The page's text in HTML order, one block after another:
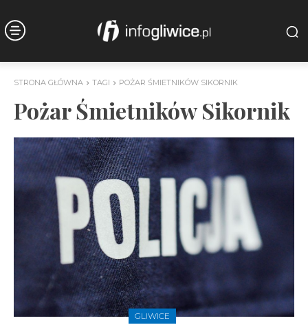
STRONA GŁÓWNA TAGI POŻAR ŚMIETNIKÓW SIKORNIK
Pożar Śmietników Sikornik
GLIWICE